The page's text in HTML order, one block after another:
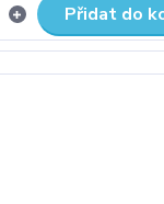
Přidat do